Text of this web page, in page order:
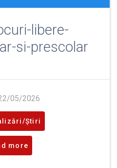
libere-
si-prescolar
05/2026
Știri
more